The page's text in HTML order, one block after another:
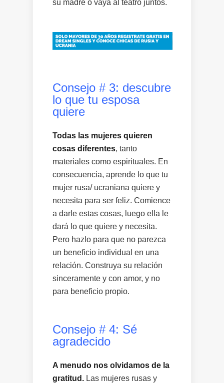
su madre o vaya al teatro juntos.
Consejo # 3: descubre
lo que tu esposa
quiere
Todas las mujeres quieren
cosas diferentes, tanto
materiales como espirituales. En
consecuencia, aprende lo que tu
mujer rusa/ ucraniana quiere y
necesita para ser feliz. Comience
a darle estas cosas, luego ella le
dará lo que quiere y necesita.
Pero hazlo para que no parezca
un beneficio individual en una
relación. Construya su relación
sinceramente y con amor, y no
para beneficio propio.
Consejo # 4: Sé
agradecido
A menudo nos olvidamos de la
gratitud. Las mujeres rusas y